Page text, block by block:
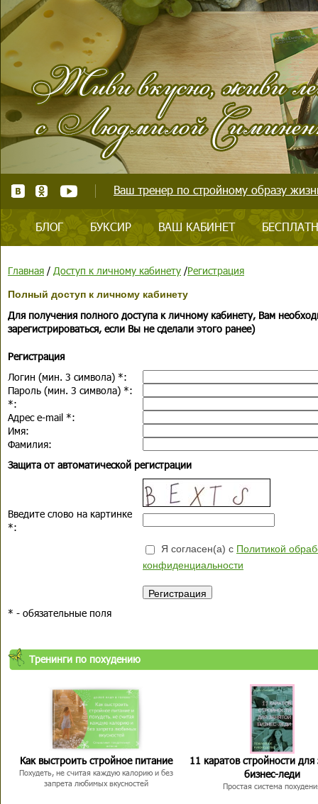
Ваш тренер по стройному образу
БЛОГ БУКСИР ВАШ КАБИНЕТ
Главная / Доступ к личному кабинету /Регистрация
Полный доступ к личному кабинету
Для получения полного доступа к личному кабинету, Вам
зарегистрироваться, если Вы не сделали этого ранее)
Регистрация
Логин (мин. 3 символа) *:
Пароль (мин. 3 символа) *:
*:
Адрес e-mail *:
Имя:
Фамилия:
Защита от автоматической регистрации
Введите слово на картинке
*:
Я согласен(а) с Политикой
конфиденциальности
* - обязательные поля
Тренинги по похудению
Как выстроить стройное питание
Похудеть, не считая каждую калорию и без
запрета любимых вкусностей
11 каратов стройности для
бизнес-леди
Простая система